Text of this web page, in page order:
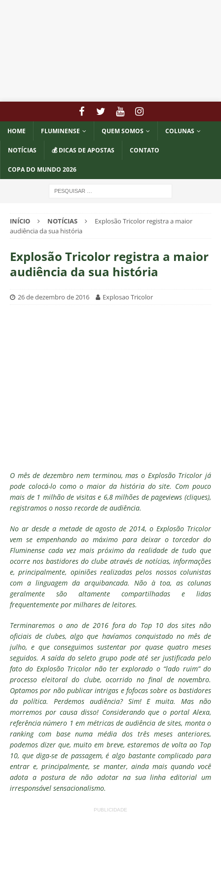
HOME FLUMINENSE QUEM SOMOS COLUNAS
NOTÍCIAS 💰 DICAS DE APOSTAS CONTATO
COPA DO MUNDO 2026
INÍCIO NOTÍCIAS
Explosão Tricolor registra a maior
audiência da sua história
Explosão Tricolor registra a maior
audiência da sua história
26 de dezembro de 2016 Explosao Tricolor
O mês de dezembro nem terminou, mas o Explosão Tricolor já
pode colocá-lo como o maior da história do site. Com pouco
mais de 1 milhão de visitas e 6,8 milhões de pageviews (cliques),
registramos o nosso recorde de audiência.
No ar desde a metade de agosto de 2014, o Explosão Tricolor
vem se empenhando ao máximo para deixar o torcedor do
Fluminense cada vez mais próximo da realidade de tudo que
ocorre nos bastidores do clube através de notícias, informações
e, principalmente, opiniões realizadas pelos nossos colunistas
com a linguagem da arquibancada. Não à toa, as colunas
geralmente são altamente compartilhadas e lidas
frequentemente por milhares de leitores.
Terminaremos o ano de 2016 fora do Top 10 dos sites não
oficiais de clubes, algo que havíamos conquistado no mês de
julho, e que conseguimos sustentar por quase quatro meses
seguidos. A saída do seleto grupo pode até ser justificada pelo
fato do Explosão Tricolor não ter explorado o “lado ruim” do
processo eleitoral do clube, ocorrido no final de novembro.
Optamos por não publicar intrigas e fofocas sobre os bastidores
da política. Perdemos audiência? Sim! E muita. Mas não
morremos por causa disso! Considerando que o portal Alexa,
referência número 1 em métricas de audiência de sites, monta o
ranking com base numa média dos três meses anteriores,
podemos dizer que, muito em breve, estaremos de volta ao Top
10, que diga-se de passagem, é algo bastante complicado para
entrar e, principalmente, se manter, ainda mais quando você
adota a postura de não adotar na sua linha editorial um
irresponsável sensacionalismo.
PUBLICIDADE